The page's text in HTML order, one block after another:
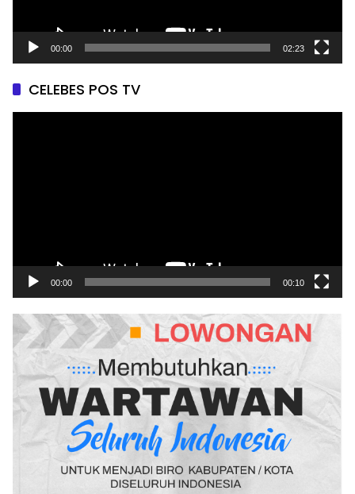
00:00 02:23
CELEBES POS TV
00:00 00:10